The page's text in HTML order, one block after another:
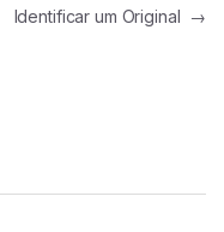
Identificar um Original →